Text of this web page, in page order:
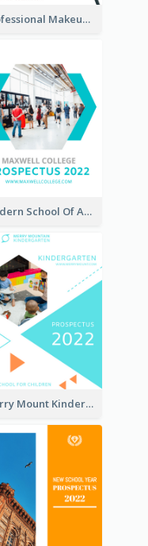
Professional Makeup School Prospectus
Modern School Of Art Prospectus
Merry Mount Kindergarten Prospectus